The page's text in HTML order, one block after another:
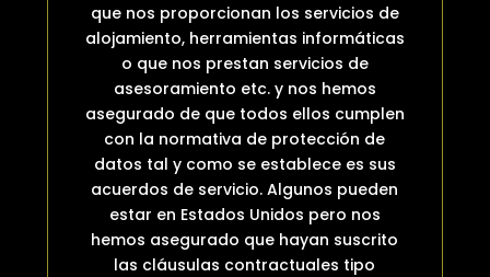
que nos proporcionan los servicios de
alojamiento, herramientas informáticas
o que nos prestan servicios de
asesoramiento etc. y nos hemos
asegurado de que todos ellos cumplen
con la normativa de protección de
datos tal y como se establece es sus
acuerdos de servicio. Algunos pueden
estar en Estados Unidos pero nos
hemos asegurado que hayan suscrito
las cláusulas contractuales tipo